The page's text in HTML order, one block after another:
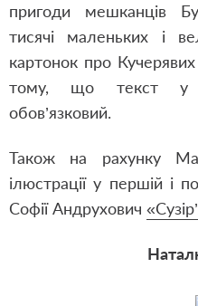
пригоди мешканців
тисячі маленьких і
картонок про
тому, що текст у
обов’язковий.
Також на рахунку
ілюстрації у першій і
Софії Андрухович